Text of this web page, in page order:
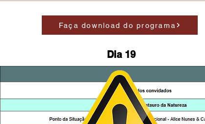
Faça download do programa
Dia 19